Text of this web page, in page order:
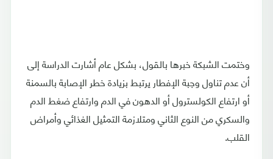
وختمت الشبكة خبرها بالقول، بشكل عام أشارت الدراسة إلى
أن عدم تناول وجبة الإفطار يرتبط بزيادة خطر الإصابة بالسمنة
أو ارتفاع الكولسترول أو الدهون في الدم وارتفاع ضغط الدم
والسكري من النوع الثاني ومتلازمة التمثيل الغذائي وأمراض
القلب.